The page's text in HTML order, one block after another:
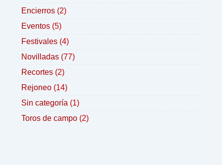
Encierros (2)
Eventos (5)
Festivales (4)
Novilladas (77)
Recortes (2)
Rejoneo (14)
Sin categoría (1)
Toros de campo (2)